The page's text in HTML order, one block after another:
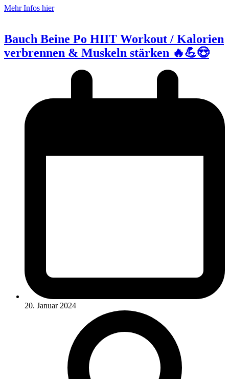
Mehr Infos hier
Bauch Beine Po HIIT Workout / Kalorien
verbrennen & Muskeln stärken 🔥💪😍
20. Januar 2024